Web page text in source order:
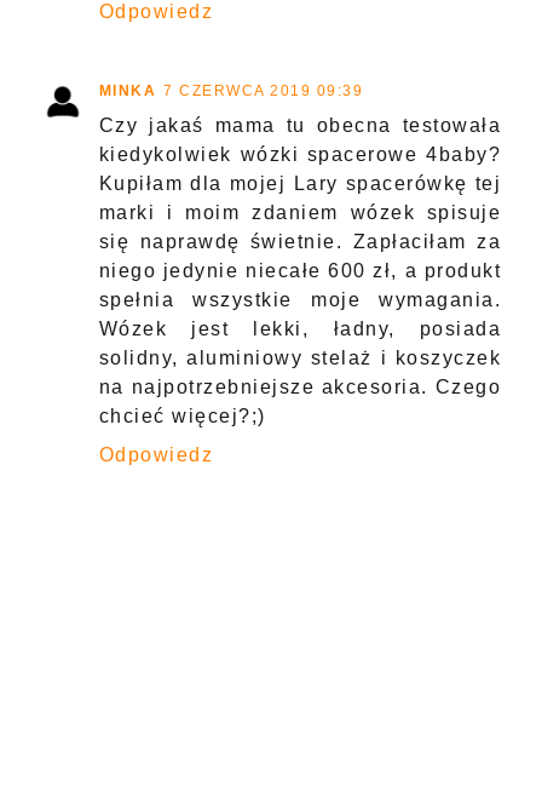
Odpowiedz
MINKA 7 CZERWCA 2019 09:39
Czy jakaś mama tu obecna testowała
kiedykolwiek wózki spacerowe 4baby?
Kupiłam dla mojej Lary spacerówkę tej
marki i moim zdaniem wózek spisuje
się naprawdę świetnie. Zapłaciłam za
niego jedynie niecałe 600 zł, a produkt
spełnia wszystkie moje wymagania.
Wózek jest lekki, ładny, posiada
solidny, aluminiowy stelaż i koszyczek
na najpotrzebniejsze akcesoria. Czego
chcieć więcej?;)
Odpowiedz